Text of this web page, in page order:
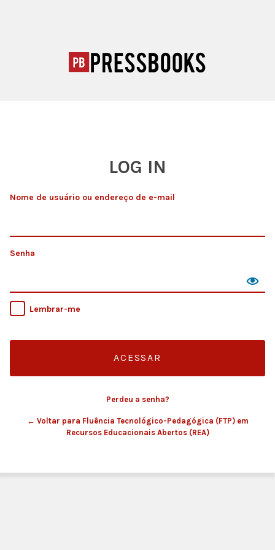
LOG IN
Nome de usuário ou endereço de e-mail
Senha
Lembrar-me
Perdeu a senha?
← Voltar para Fluência Tecnológico-Pedagógica (FTP) em
Recursos Educacionais Abertos (REA)